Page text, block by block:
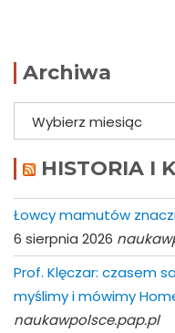
Archiwa
Archiwa
HISTORIA I
Łowcy mamutów
6 sierpnia 2026
Prof. Klęczar: czasem
myślimy i mówimy
naukawpolsce.pap.pl